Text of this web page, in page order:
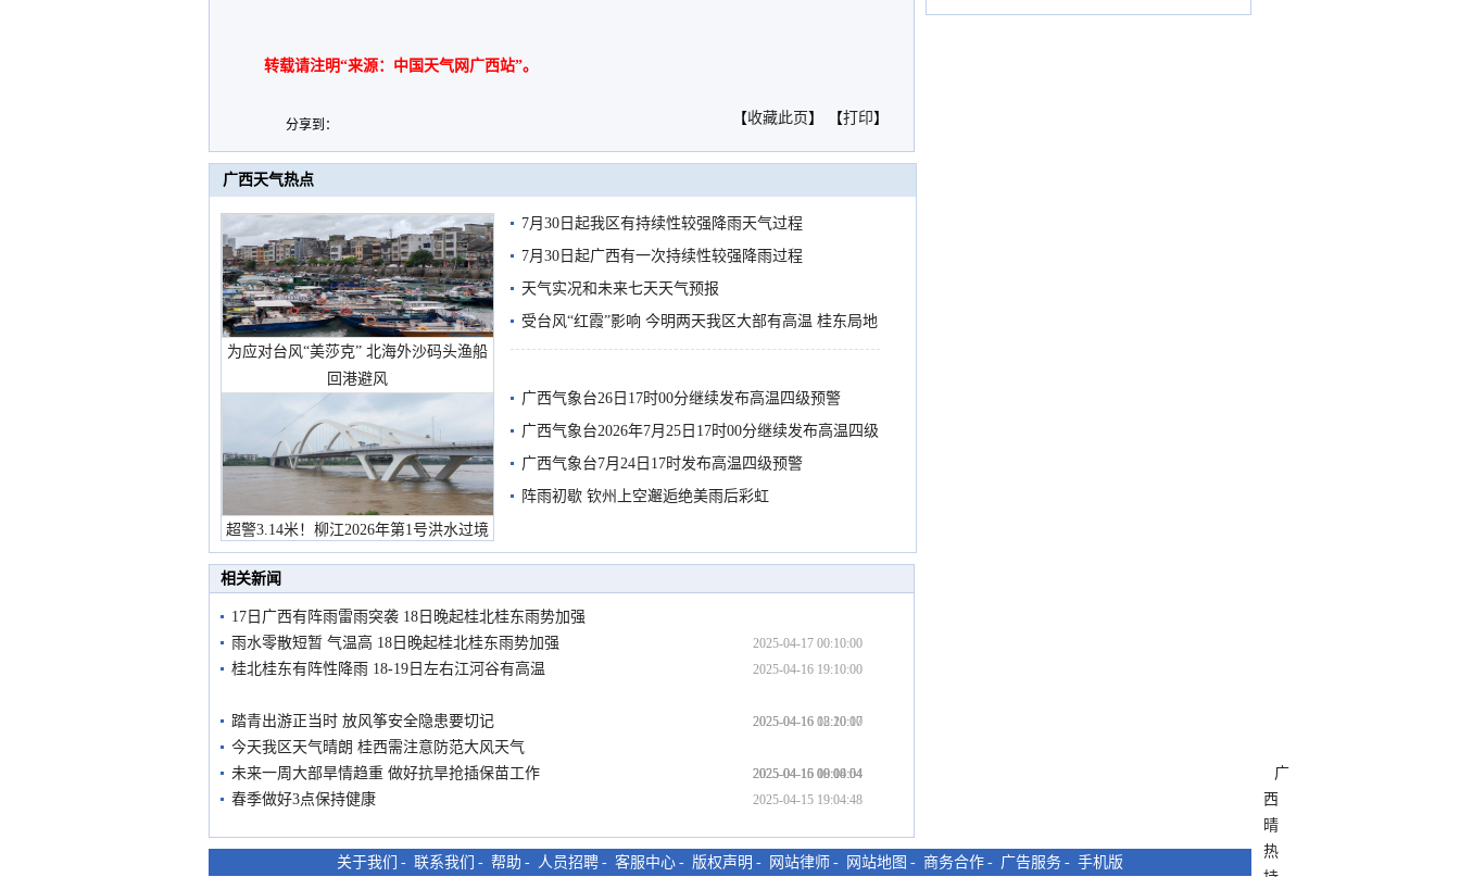
转载请注明“来源：中国天气网广西站”。
分享到： 【收藏此页 】 【打印】
广西天气热点
为应对台风“美莎克” 北海外沙码头渔船
回港避风
超警3.14米！柳江2026年第1号洪水过境
市民在堤岸见证汛况
7月30日起我区有持续性较强降雨天气过程
7月30日起广西有一次持续性较强降雨过程
天气实况和未来七天天气预报
受台风“红霞”影响 今明两天我区大部有高温 桂东局地
有较强降雨
广西气象台26日17时00分继续发布高温四级预警
广西气象台2026年7月25日17时00分继续发布高温四级
预警
广西气象台7月24日17时发布高温四级预警
阵雨初歇 钦州上空邂逅绝美雨后彩虹
相关新闻
17日广西有阵雨雷雨突袭 18日晚起桂北桂东雨势加强
2025-04-17 00:10:00
雨水零散短暂 气温高 18日晚起桂北桂东雨势加强
2025-04-16 19:10:00
桂北桂东有阵性降雨 18-19日左右江河谷有高温
2025-04-16 12:10:00
踏青出游正当时 放风筝安全隐患要切记 2025-04-16 08:20:17
今天我区天气晴朗 桂西需注意防范大风天气
2025-04-16 08:08:54
广
西
晴
热
2025-04-16 00:00:04
未来一周大部旱情趋重 做好抗旱抢插保苗工作 2025-04-15 19:14:04
春季做好3点保持健康 2025-04-15 19:04:48
关于我们 - 联系我们 - 帮助 - 人员招聘 - 客服中心 - 版权声明 - 网站律师 - 网站地图 - 商务合作 - 广告服务 - 手机版